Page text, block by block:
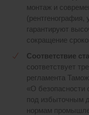
монтаж и
(рентгенография,
гарантируют
сокращение
Соответствие
соответствует
регламента
«О безопасности
под избыточным
нормам